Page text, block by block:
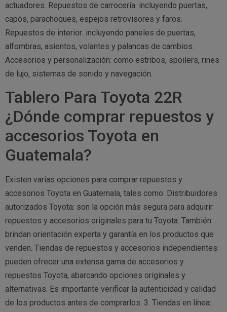
actuadores. Repuestos de carrocería: incluyendo puertas,
capós, parachoques, espejos retrovisores y faros.
Repuestos de interior: incluyendo paneles de puertas,
alfombras, asientos, volantes y palancas de cambios.
Accesorios y personalización: como estribos, spoilers, rines
de lujo, sistemas de sonido y navegación.
Tablero Para Toyota 22R
¿Dónde comprar repuestos y
accesorios Toyota en
Guatemala?
Existen varias opciones para comprar repuestos y
accesorios Toyota en Guatemala, tales como: Distribuidores
autorizados Toyota: son la opción más segura para adquirir
repuestos y accesorios originales para tu Toyota. También
brindan orientación experta y garantía en los productos que
venden. Tiendas de repuestos y accesorios independientes:
pueden ofrecer una extensa gama de accesorios y
repuestos Toyota, abarcando opciones originales y
alternativas. Es importante verificar la autenticidad y calidad
de los productos antes de comprarlos. 3. Tiendas en línea: